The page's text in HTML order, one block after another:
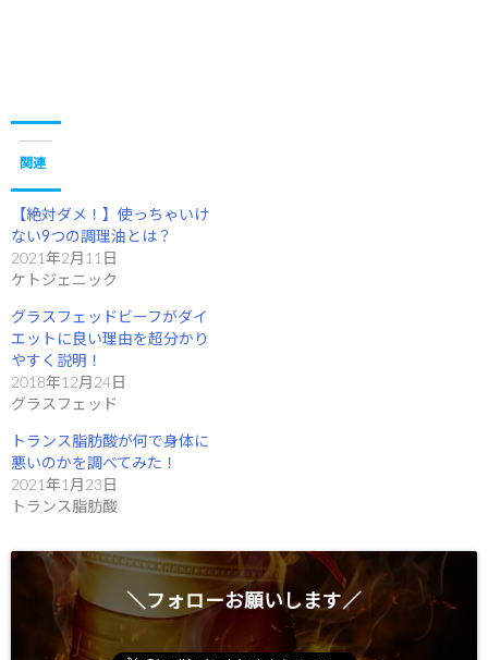
ン
ウ
き
す
)
ウ
ィ
ン
ド
ウ
で
開
ま
す
)
関連
【絶対ダメ！】使っちゃいけ
ない9つの調理油とは？
2021年2月11日
ケトジェニック
グラスフェッドビーフがダイ
エットに良い理由を超分かり
やすく説明！
2018年12月24日
グラスフェッド
トランス脂肪酸が何で身体に
悪いのかを調べてみた！
2021年1月23日
トランス脂肪酸
＼フォローお願いします／